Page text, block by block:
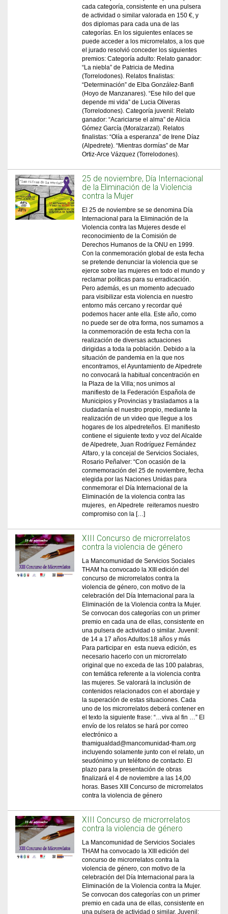
cada categoría, consistente en una pulsera
de actividad o similar valorada en 150 €, y
dos diplomas para cada una de las
categorías. En los siguientes enlaces se
puede acceder a los microrrelatos, a los que
el jurado resolvió conceder los siguientes
premios: Categoría adulto: Relato ganador:
“La niebla” de Patricia de Medina
(Torrelodones). Relatos finalistas:
“Determinación” de Elba González-Banfi
(Hoyo de Manzanares). “Ese hilo del que
depende mi vida” de Lucia Oliveras
(Torrelodones). Categoría juvenil: Relato
ganador: “Acariciarse el alma” de Alicia
Gómez García (Moralzarzal). Relatos
finalistas: “Olía a esperanza” de Irene Díaz
(Alpedrete). “Mientras dormías” de Mar
Ortiz-Arce Vázquez (Torrelodones).
25 de noviembre, Día Internacional
de la Eliminación de la Violencia
contra la Mujer
El 25 de noviembre se se denomina Día
Internacional para la Eliminación de la
Violencia contra las Mujeres desde el
reconocimiento de la Comisión de
Derechos Humanos de la ONU en 1999.
Con la conmemoración global de esta fecha
se pretende denunciar la violencia que se
ejerce sobre las mujeres en todo el mundo y
reclamar políticas para su erradicación.
Pero además, es un momento adecuado
para visibilizar esta violencia en nuestro
entorno más cercano y recordar qué
podemos hacer ante ella. Este año, como
no puede ser de otra forma, nos sumamos a
la conmemoración de esta fecha con la
realización de diversas actuaciones
dirigidas a toda la población. Debido a la
situación de pandemia en la que nos
encontramos, el Ayuntamiento de Alpedrete
no convocará la habitual concentración en
la Plaza de la Villa; nos unimos al
manifiesto de la Federación Española de
Municipios y Provincias y trasladamos a la
ciudadanía el nuestro propio, mediante la
realización de un video que llegue a los
hogares de los alpedreteños. El manifiesto
contiene el siguiente texto y voz del Alcalde
de Alpedrete, Juan Rodríguez Fernández
Alfaro, y la concejal de Servicios Sociales,
Rosario Peñalver: “Con ocasión de la
conmemoración del 25 de noviembre, fecha
elegida por las Naciones Unidas para
conmemorar el Día Internacional de la
Eliminación de la violencia contra las
mujeres, en Alpedrete reiteramos nuestro
compromiso con la […]
XIII Concurso de microrrelatos
contra la violencia de género
La Mancomunidad de Servicios Sociales
THAM ha convocado la XIII edición del
concurso de microrrelatos contra la
violencia de género, con motivo de la
celebración del Día Internacional para la
Eliminación de la Violencia contra la Mujer.
Se convocan dos categorías con un primer
premio en cada una de ellas, consistente en
una pulsera de actividad o similar. Juvenil:
de 14 a 17 años Adultos:18 años y más
Para participar en esta nueva edición, es
necesario hacerlo con un microrrelato
original que no exceda de las 100 palabras,
con temática referente a la violencia contra
las mujeres. Se valorará la inclusión de
contenidos relacionados con el abordaje y
la superación de estas situaciones. Cada
uno de los microrrelatos deberá contener en
el texto la siguiente frase: “…viva al fin …” El
envío de los relatos se hará por correo
electrónico a
thamigualdad@mancomunidad-tham.org
incluyendo solamente junto con el relato, un
seudónimo y un teléfono de contacto. El
plazo para la presentación de obras
finalizará el 4 de noviembre a las 14,00
horas. Bases XIII Concurso de microrrelatos
contra la violencia de género
XIII Concurso de microrrelatos
contra la violencia de género
La Mancomunidad de Servicios Sociales
THAM ha convocado la XIII edición del
concurso de microrrelatos contra la
violencia de género, con motivo de la
celebración del Día Internacional para la
Eliminación de la Violencia contra la Mujer.
Se convocan dos categorías con un primer
premio en cada una de ellas, consistente en
una pulsera de actividad o similar. Juvenil: